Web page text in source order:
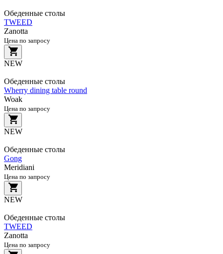
Обеденные столы
TWEED
Zanotta
Цена по запросу
NEW
Обеденные столы
Wherry dining table round
Woak
Цена по запросу
NEW
Обеденные столы
Gong
Meridiani
Цена по запросу
NEW
Обеденные столы
TWEED
Zanotta
Цена по запросу